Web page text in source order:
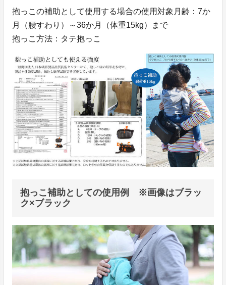
抱っこの補助として使用する場合の使用対象月齢：7か
月（腰すわり）～36か月（体重15kg）まで
抱っこ方法：タテ抱っこ
抱っこ補助としての使用例 ※画像はブラッ
ク×ブラック